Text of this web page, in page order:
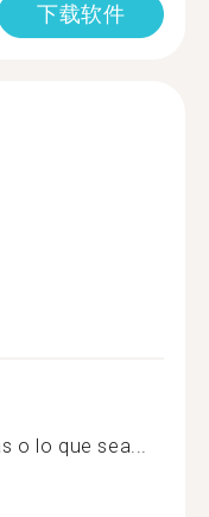
下载软件
o lo que sea...